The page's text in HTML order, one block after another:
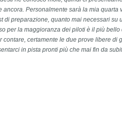
ancora. Personalmente sarà la mia quarta
di preparazione, quanto mai necessari su
per la maggioranza dei piloti è il più
contare, certamente le due prove libere di
in pista pronti più che mai fin da